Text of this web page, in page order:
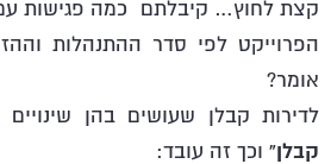
קצת לחוץ… קיבלתם כמה פגישות
הפרוייקט לפי סדר ההתנהלות
אומר?
לדירות קבלן שעושים בהן שינויים
קבלן”
וכך זה עובד: